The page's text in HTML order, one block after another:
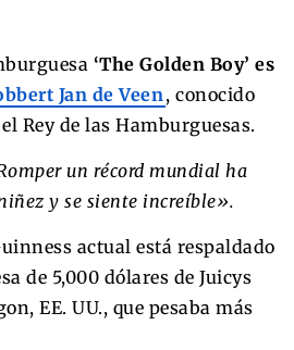
‘The Golden Boy’ es
Jan de Veen, conocido
Rey de las Hamburguesas.
un récord mundial ha
y se siente increíble».
actual está respaldado
de 5,000 dólares de Juicys
EE. UU., que pesaba más